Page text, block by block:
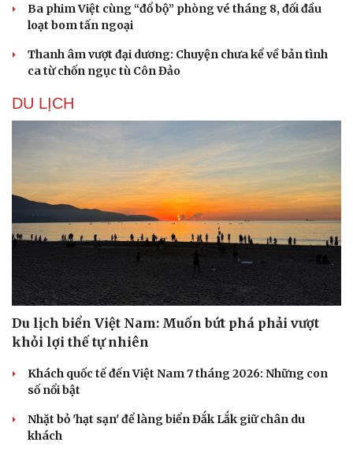
Sân khấu - Điện ảnh
Văn học
Di sản
Nghệ sĩ
Ba phim Việt cùng “đổ bộ” phòng vé tháng 8, đối đầu
loạt bom tấn ngoại
Thanh âm vượt đại dương: Chuyện chưa kể về bản tình
ca từ chốn ngục tù Côn Đảo
DU LỊCH
Du lịch biển Việt Nam: Muốn bứt phá phải vượt
khỏi lợi thế tự nhiên
Khách quốc tế đến Việt Nam 7 tháng 2026: Những con
số nổi bật
Nhặt bỏ 'hạt sạn' để làng biển Đắk Lắk giữ chân du
khách